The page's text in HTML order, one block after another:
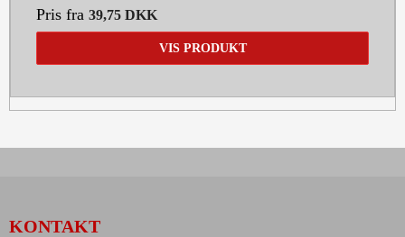
Pris fra 39,75 DKK
VIS PRODUKT
KONTAKT